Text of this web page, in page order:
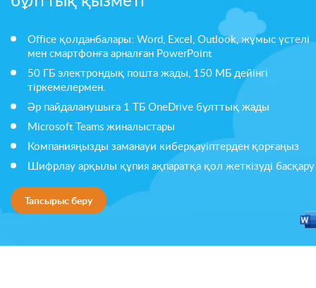
Office қолданбалары: Word, Excel, Outlook, жұмыс үстелі
мен смартфонға арналған PowerPoint
50 ГБ электрондық пошта жады, 150 МБ дейінгі
тіркемелермен.
Әр пайдаланушыға 1 ТБ OneDrive бұлттық жады
Microsoft Teams жиналыстары
Компанияңызды заманауи киберқауіптерден қорғаңыз
Шифрлау арқылы құпия ақпаратқа қол жеткізуді басқару
Тапсырыс беру